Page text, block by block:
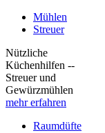
Mühlen
Streuer
Nützliche
Küchenhilfen --
Streuer und
Gewürzmühlen
mehr erfahren
Raumdüfte